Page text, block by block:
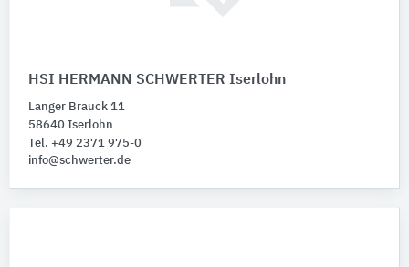
HSI HERMANN SCHWERTER Iserlohn
Langer Brauck 11
58640 Iserlohn
Tel. +49 2371 975-0
info@schwerter.de